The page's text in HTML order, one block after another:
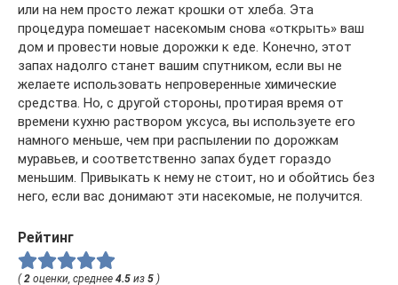
или на нем просто лежат крошки от хлеба. Эта
процедура помешает насекомым снова «открыть» ваш
дом и провести новые дорожки к еде. Конечно, этот
запах надолго станет вашим спутником, если вы не
желаете использовать непроверенные химические
средства. Но, с другой стороны, протирая время от
времени кухню раствором уксуса, вы используете его
намного меньше, чем при распылении по дорожкам
муравьев, и соответственно запах будет гораздо
меньшим. Привыкать к нему не стоит, но и обойтись без
него, если вас донимают эти насекомые, не получится.
Рейтинг
( 2 оценки, среднее 4.5 из 5 )